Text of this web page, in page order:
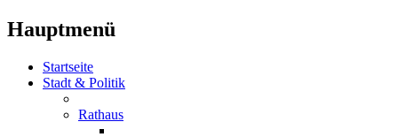
Hauptmenü
Startseite
Stadt & Politik
Rathaus